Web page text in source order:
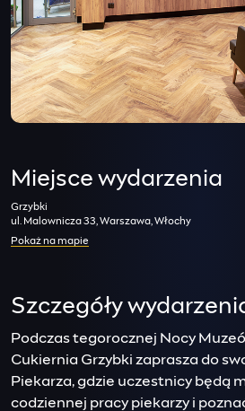
Miejsce wydarzenia
Grzybki
ul. Malownicza 33, Warszawa, Włochy
Pokaż na mapie
Szczegóły
Podczas tegorocznej Nocy
Cukiernia Grzybki zaprasza do
Piekarza, gdzie uczestnicy będą
codziennej pracy piekarzy i